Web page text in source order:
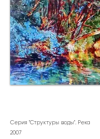
Серия "Структуры воды". Река
2007